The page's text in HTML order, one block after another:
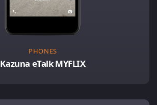
PHONES
Kazuna eTalk MYFLIX